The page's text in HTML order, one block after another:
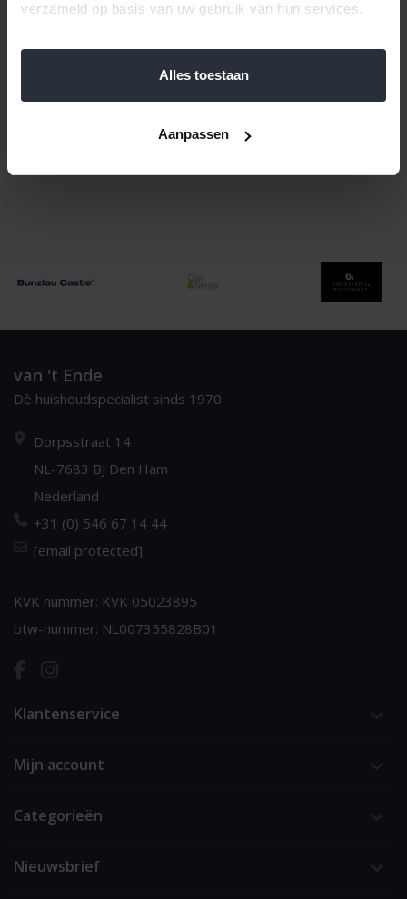
verzameld op basis van uw gebruik van hun services.
Alles toestaan
Aanpassen
Gratis verzending vanaf €60,=
Eenvoudig retour, 30 dagen bedenktijd
van 't Ende
Dè huishoudspecialist sinds 1970
Dorpsstraat 14
NL-7683 BJ Den Ham
Nederland
+31 (0) 546 67 14 44
[email protected]
KVK nummer: KVK 05023895
btw-nummer: NL007355828B01
Klantenservice
Mijn account
Categorieën
Nieuwsbrief